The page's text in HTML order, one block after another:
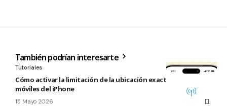
También podrían interesarte
Tutoriales
Cómo activar la limitación de la ubicación exacta para redes
móviles del iPhone
15 Mayo 2026